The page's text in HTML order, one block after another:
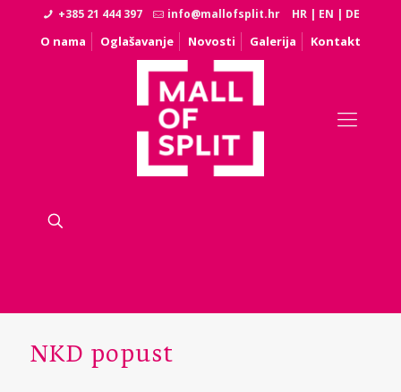
+385 21 444 397 info@mallofsplit.hr HR | EN | DE
O nama Oglašavanje Novosti Galerija Kontakt
NKD popust